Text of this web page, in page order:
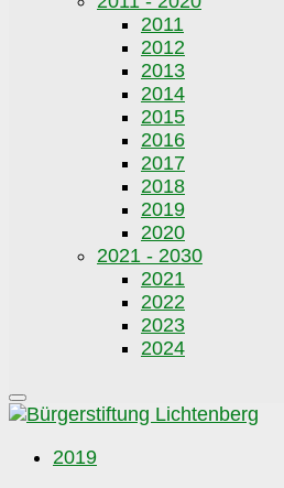
2011
2012
2013
2014
2015
2016
2017
2018
2019
2020
2021 - 2030
2021
2022
2023
2024
2019